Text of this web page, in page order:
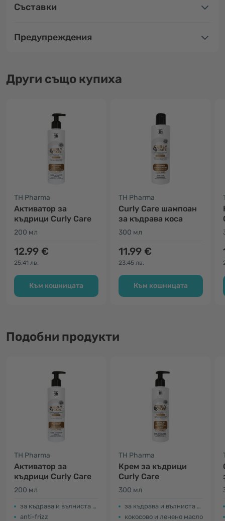
Съставки
Предупреждения
Други също купиха
TH Pharma
Активатор за
къдрици Curly Care
200 мл
12.99 €
25.41 лв.
Към кошницата
TH Pharma
Curly Care шампоан
за къдрава коса
300 мл
11.99 €
23.45 лв.
Към кошницата
Подобни продукти
TH Pharma
Активатор за
къдрици Curly Care
200 мл
за къдрава и вълниста коса
anti-frizz
TH Pharma
Крем за къдрици
Curly Care
300 мл
за къдрава и вълниста коса
кокосово и ленено масло